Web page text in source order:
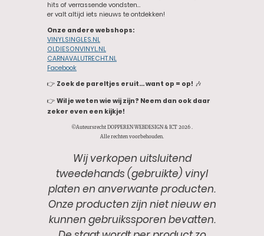
hits of verrassende vondsten…
er valt altijd iets nieuws te ontdekken!
Onze andere webshops:
VINYLSINGLES.NL
OLDIESONVINYL.NL
CARNAVALUTRECHT.NL
Facebook
👉 Zoek de pareltjes eruit… want op = op! 🎶
👉 Wil je weten wie wij zijn? Neem dan ook daar
zeker even een kijkje!
©Auteursrecht DOPPEREN WEBDESIGN & ICT 2026 .
Alle rechten voorbehouden.
Wij verkopen uitsluitend
tweedehands (gebruikte) vinyl
platen en anverwante producten.
Onze producten zijn niet nieuw en
kunnen gebruikssporen bevatten.